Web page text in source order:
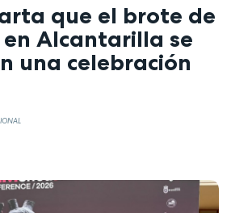
que el brote de
Alcantarilla se
una celebración